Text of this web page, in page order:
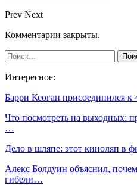
Prev Next
Комментарии закрыты.
Интересное:
Барри Кеоган присоединился к
Что посмотреть на выходных:
…
Дело в шляпе: этот киноляп в
Алекс Болдуин объяснил,
гибели…